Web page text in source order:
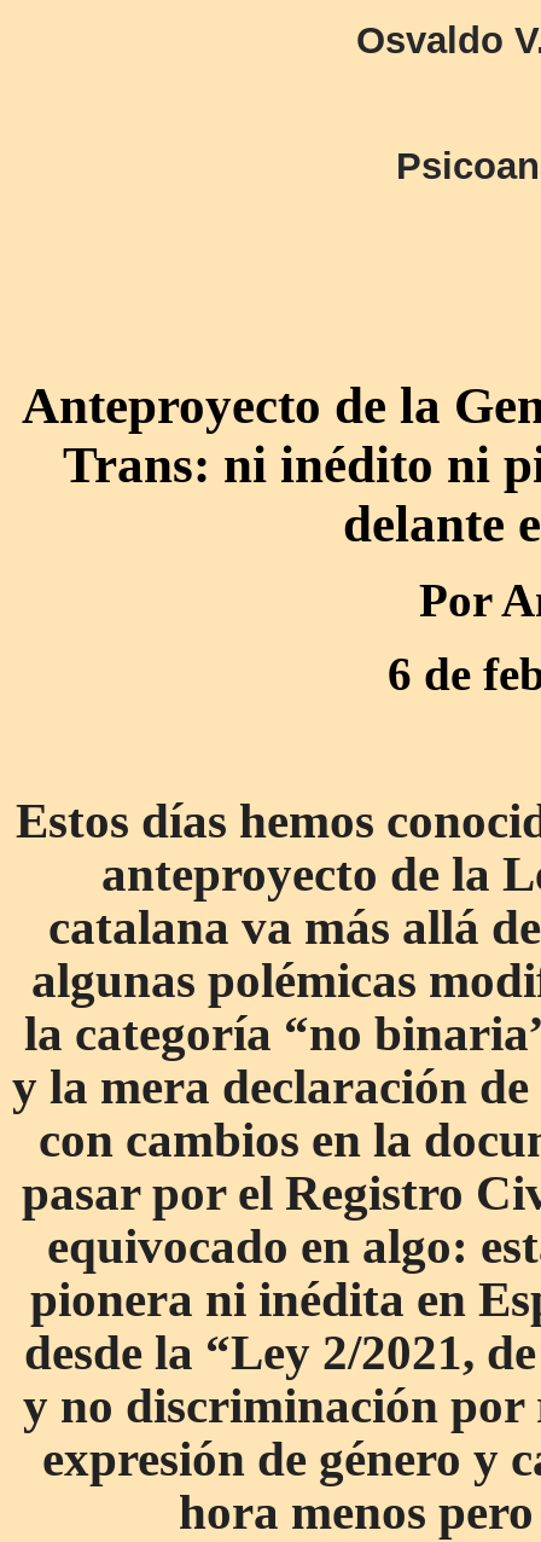
Osvaldo
Anteproyecto de la
Trans: ni inédito ni
delante
Por
6 de
Estos días hemos
anteproyecto de la
catalana va más allá
algunas polémicas
la categoría “no
y la mera declaración
con cambios en la
pasar por el Registro
equivocado en algo:
pionera ni inédita en
desde la “Ley 2/2021,
y no discriminación por
expresión de género y
hora menos